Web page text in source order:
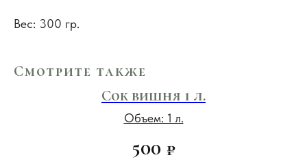
Вес: 300 гр.
Смотрите также
Сок вишня 1 л.
Объем: 1 л.
500 ₽